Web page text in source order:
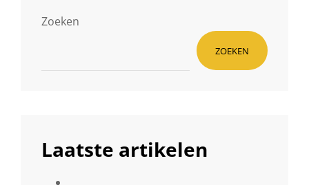
Zoeken
ZOEKEN
Laatste artikelen